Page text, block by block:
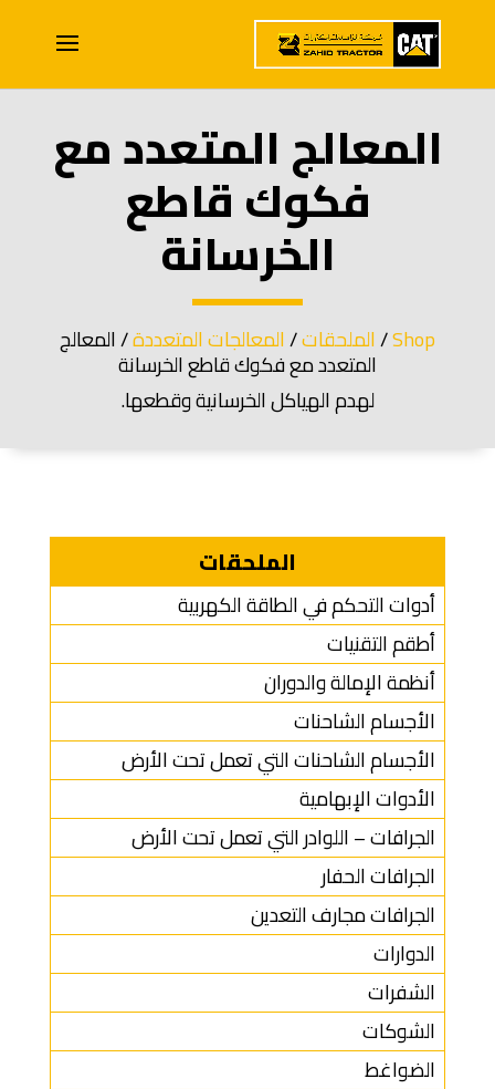
المعالج المتعدد مع
فكوك قاطع
الخرسانة
Shop
/الملحقات/المعالجات المتعددة/ المعالج
المتعدد مع فكوك قاطع الخرسانة
لهدم الهياكل الخرسانية وقطعها.
الملحقات
أدوات التحكم في الطاقة الكهربية
أطقم التقنيات
أنظمة الإمالة والدوران
الأجسام الشاحنات
الأجسام الشاحنات التي تعمل تحت الأرض
الأدوات الإبهامية
الجرافات – اللوادر التي تعمل تحت الأرض
الجرافات الحفار
الجرافات مجارف التعدين
الدوارات
الشفرات
الشوكات
الضواغط